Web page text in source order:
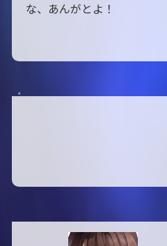
な、あんがとよ！